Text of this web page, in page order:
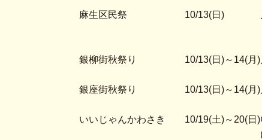
麻生区民祭
10/13(日)
銀柳街秋祭り
10/13(日)～14(月)
銀座街秋祭り 10/13(日)～14(月)
いいじゃんかわさき 10/19(土)～20(日)